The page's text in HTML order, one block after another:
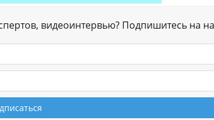
видеоинтервью? Подпишитесь на